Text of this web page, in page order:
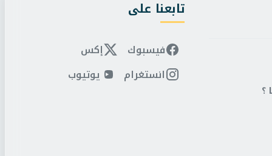
؟
تابعنا على
فيسبوك
إكس
انستغرام
يوتيوب